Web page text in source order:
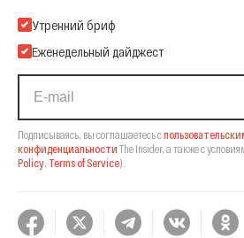
Подпишитесь на нашу Email-рассылку
Утренний бриф
Еженедельный дайджест
Подписываясь, вы соглашаетесь с
конфиденциальности The Insider, а также с
Policy, Terms of Service).